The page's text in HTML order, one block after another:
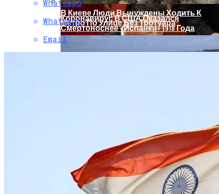
Растущая Концентрация Власти В
Руках Си Цзиньпина: Мир Не Обмануть
Коронавирус В США Оказался
Смертоноснее «испанки» 1918 Года
В Киеве Люди Вынуждены Ходить К
Метро По Улице Без Тротуара
Whatsapp
Whatsapp
Email